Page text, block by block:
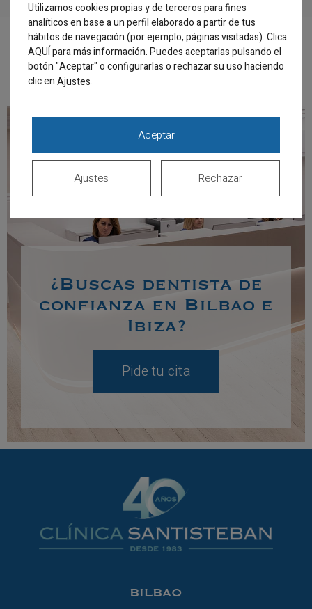
Volver al equipo
¿Buscas dentista de
confianza en Bilbao e
Ibiza?
Pide tu cita
BILBAO
Utilizamos cookies propias y de terceros para fines
analíticos en base a un perfil elaborado a partir de tus
hábitos de navegación (por ejemplo, páginas visitadas). Clica
AQUÍpara más información. Puedes aceptarlas pulsando el
botón "Aceptar" o configurarlas o rechazar su uso haciendo
clic enAjustes.
Aceptar
Rechazar
Ajustes